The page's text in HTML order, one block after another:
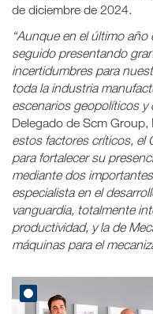
de diciembre de 2024.
“Aunque en el último
seguido presentando
incertidumbres para
toda la industria
escenarios geopolíticos y
Delegado de Scm Group,
estos factores críticos, el
para fortalecer su
mediante dos
especialista en el
vanguardia, totalmente
productividad, y la de
máquinas para el